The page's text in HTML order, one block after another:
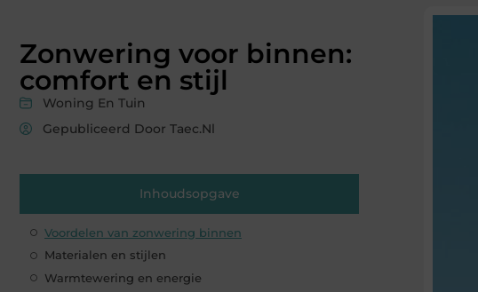
Zonwering voor binnen:
comfort en stijl
Woning En Tuin
Gepubliceerd Door Taec.nl
Inhoudsopgave
Voordelen van zonwering binnen
Materialen en stijlen
Warmtewering en energie